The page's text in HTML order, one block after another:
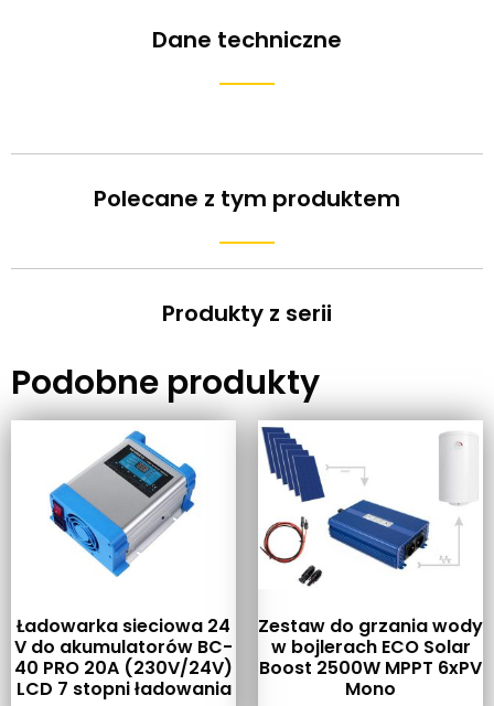
Dane techniczne
Polecane z tym produktem
Produkty z serii
Podobne produkty
Ładowarka sieciowa 24
V do akumulatorów BC-
40 PRO 20A (230V/24V)
LCD 7 stopni ładowania
Zestaw do grzania wody
w bojlerach ECO Solar
Boost 2500W MPPT 6xPV
Mono